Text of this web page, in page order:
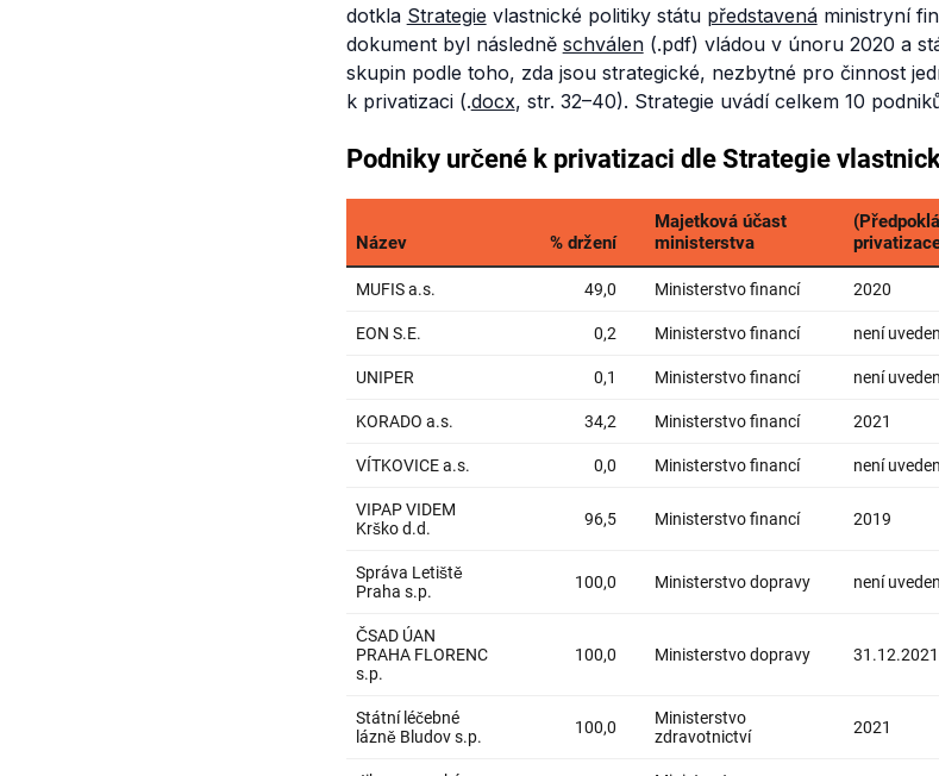
dotkla Strategie vlastnické politiky státu představenáministryní
dokument byl následně schválen(.pdf) vládou v únoru 2020 a
skupin podle toho, zda jsou strategické, nezbytné pro činnost
k privatizaci (.docx, str. 32–40). Strategie uvádí celkem 10